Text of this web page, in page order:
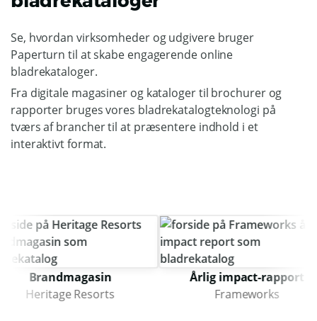
Se, hvordan virksomheder og udgivere bruger
Paperturn til at skabe engagerende online
bladrekataloger.
Fra digitale magasiner og kataloger til brochurer og
rapporter bruges vores bladrekatalogteknologi på
tværs af brancher til at præsentere indhold i et
interaktivt format.
Resorts
Årlig impact-rapport
Frameworks